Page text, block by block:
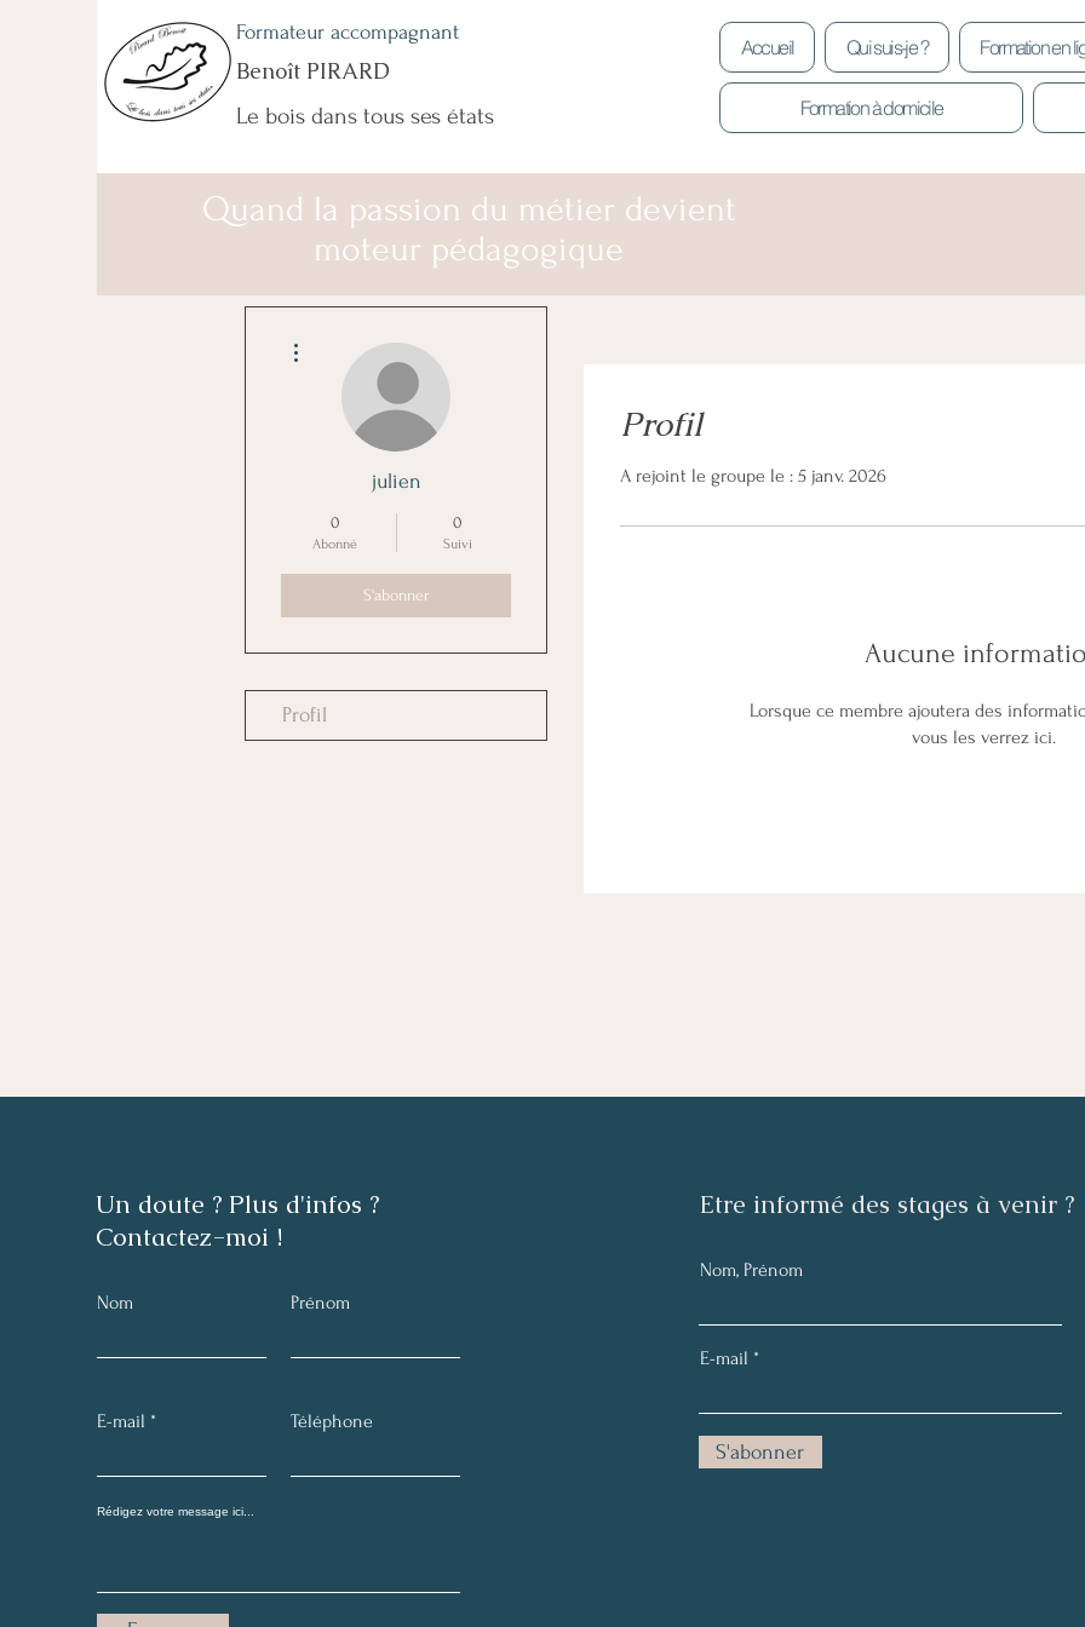
Formateur accompagnant
Benoît PIRARD
Le bois dans tous ses états
Accueil Qui suis-je ? Formation en
Formation à domicile
Quand la passion du métier devient
moteur pédagogique
Profil
A rejoint le groupe le : 5 janv. 2026
Aucune
Lorsque ce membre ajoutera des
vous les verrez ici.
julien
0
Abonné
0
Suivi
S'abonner
Profil
Un doute ? Plus d'infos ?
Contactez-moi !
Nom Prénom
E-mail Téléphone
​Etre informé des stages à venir ?
Nom, Prénom
E-mail
S'abonner